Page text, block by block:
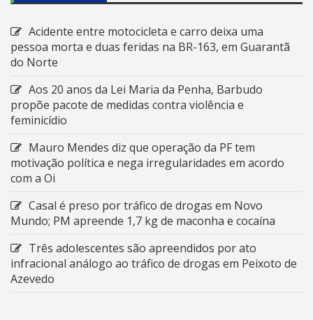
Acidente entre motocicleta e carro deixa uma
pessoa morta e duas feridas na BR-163, em Guarantã
do Norte
Aos 20 anos da Lei Maria da Penha, Barbudo
propõe pacote de medidas contra violência e
feminicídio
Mauro Mendes diz que operação da PF tem
motivação política e nega irregularidades em acordo
com a Oi
Casal é preso por tráfico de drogas em Novo
Mundo; PM apreende 1,7 kg de maconha e cocaína
Três adolescentes são apreendidos por ato
infracional análogo ao tráfico de drogas em Peixoto de
Azevedo